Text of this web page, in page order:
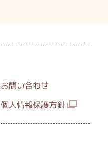
お問い合わせ
個人情報保護方針